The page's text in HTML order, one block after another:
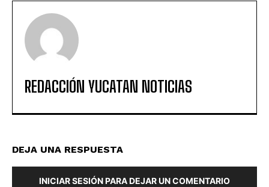
REDACCIÓN YUCATAN NOTICIAS
DEJA UNA RESPUESTA
INICIAR SESIÓN PARA DEJAR UN COMENTARIO